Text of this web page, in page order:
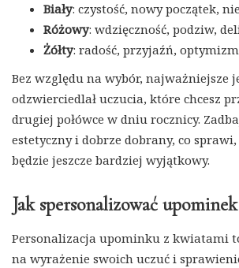
Biały: czystość, nowy początek,
Różowy: wdzięczność, podziw,
Żółty: radość, przyjaźń,
Bez względu na wybór, najważniejsze
odzwierciedlał uczucia, które chcesz
drugiej połówce w dniu rocznicy.
estetyczny i dobrze dobrany, co
będzie jeszcze bardziej wyjątkowy.
Jak spersonalizować
Personalizacja upominku z kwiatami
na wyrażenie swoich uczuć i